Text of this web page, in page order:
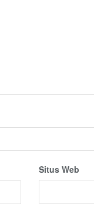
Situs Web